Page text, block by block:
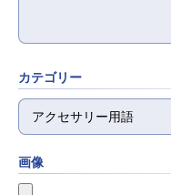
カテゴリー
画像